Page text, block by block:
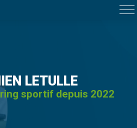
LETULLE
sportif depuis 2022